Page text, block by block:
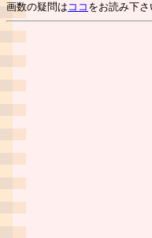
画数の疑問は ココ をお読み下さ